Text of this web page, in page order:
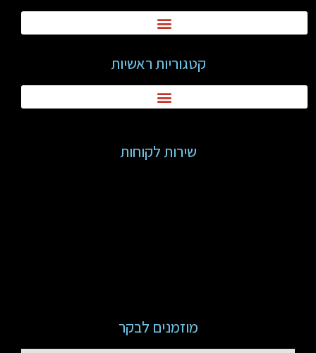
קטגוריות ראשיות
שירות לקוחות
מוזמנים לבקר